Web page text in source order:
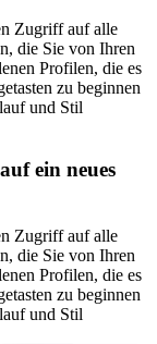
Zugriff auf alle
die Sie von Ihren
Profilen, die es
zu beginnen
und Stil
ein neues
Zugriff auf alle
die Sie von Ihren
Profilen, die es
zu beginnen
und Stil